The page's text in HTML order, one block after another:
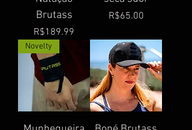
Brutass
Price
R$189.99
Price
R$65.00
Novelty